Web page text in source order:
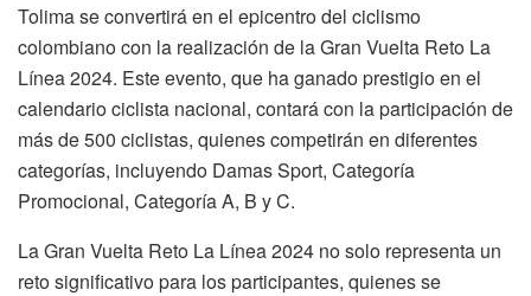
Tolima se convertirá en el epicentro del ciclismo
colombiano con la realización de la Gran Vuelta Reto La
Línea 2024. Este evento, que ha ganado prestigio en el
calendario ciclista nacional, contará con la participación de
más de 500 ciclistas, quienes competirán en diferentes
categorías, incluyendo Damas Sport, Categoría
Promocional, Categoría A, B y C.
La Gran Vuelta Reto La Línea 2024 no solo representa un
reto significativo para los participantes, quienes se